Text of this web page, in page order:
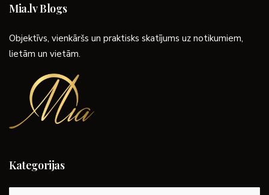
Mia.lv Blogs
Objektīvs, vienkāršs un praktisks skatījums uz notikumiem,
lietām un vietām.
Kategorijas